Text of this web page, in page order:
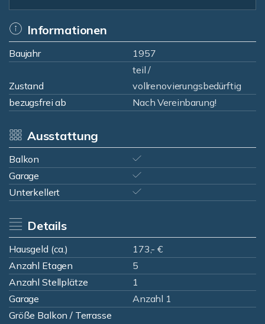
Informationen
Baujahr 1957
Zustand
teil /
vollrenovierungsbedürftig
bezugsfrei ab
Nach Vereinbarung!
Ausstattung
Balkon
Garage
Unterkellert
Details
Hausgeld (ca.)
173,- €
Anzahl Etagen
5
Anzahl Stellplätze
1
Garage
Anzahl 1
Größe Balkon / Terrasse